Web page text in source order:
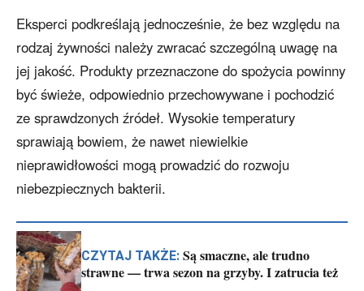
Eksperci podkreślają jednocześnie, że bez względu na
rodzaj żywności należy zwracać szczególną uwagę na
jej jakość. Produkty przeznaczone do spożycia powinny
być świeże, odpowiednio przechowywane i pochodzić
ze sprawdzonych źródeł. Wysokie temperatury
sprawiają bowiem, że nawet niewielkie
nieprawidłowości mogą prowadzić do rozwoju
niebezpiecznych bakterii.
CZYTAJ TAKŻE: Są smaczne, ale trudno
strawne — trwa sezon na grzyby. I zatrucia też